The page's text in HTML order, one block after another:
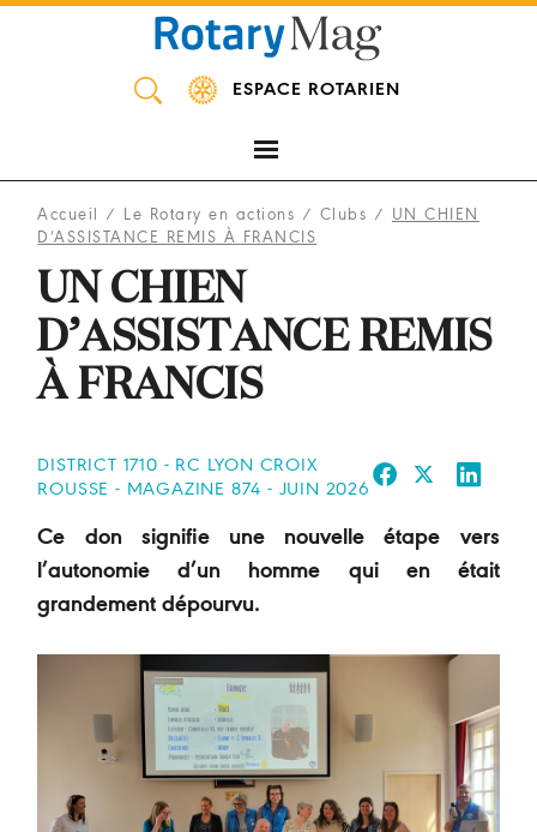
ESPACE ROTARIEN
Accueil / Le Rotary en actions / Clubs / UN CHIEN
D’ASSISTANCE REMIS À FRANCIS
UN CHIEN
D’ASSISTANCE REMIS
À FRANCIS
DISTRICT 1710 - RC LYON CROIX
ROUSSE - MAGAZINE 874 - JUIN 2026
Ce don signifie une nouvelle étape vers
l’autonomie d’un homme qui en était
grandement dépourvu.
Panneau de gestion des cookies